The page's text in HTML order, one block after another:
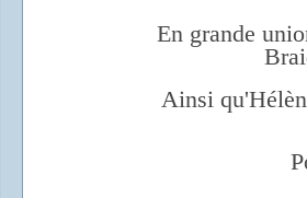
En grande
Ainsi